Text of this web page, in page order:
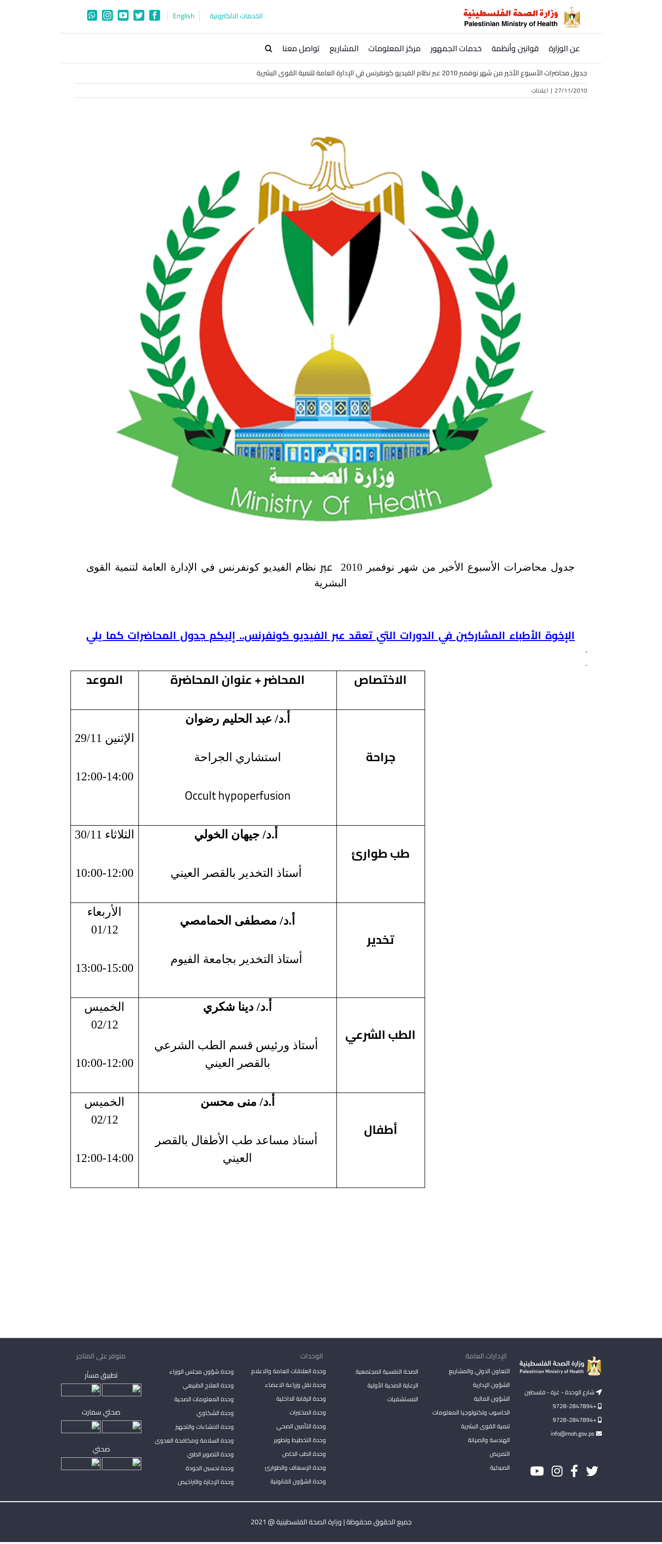
الخدمات الالكترونية English
Facebook
Twitter
YouTube
Instagram
WhatsApp
عن الوزارة قوانين وأنظمة خدمات الجمهور مركز المعلومات المشاريع تواصل معنا
جدول محاضرات الأسبوع الأخير من شهر نوفمبر 2010 عبر نظام الفيديو كونفرنس في الإدارة العامة لتنمية القوى البشرية
27/11/2010
| اعلانات
جدول محاضرات لأسبوع الأخير من شهر نوفمبر 2010 عبر نظام الفيديو كونفرنس في الإدارة العامة لتنمية القوى
البشرية
الإخوة الأطباء المشاركين في الدورات التي تعقد عبر الفيديو كونفرنس.. إليكم جدول المحاضرات كما يلي
الاختصاص المحاضر + عنوان المحاضرة الموعد
جراحة
أ.د/ عبد الحليم رضوان
استشاري الجراحة
Occult hypoperfusion
الإثنين 29/11
12:00-14:00
طب طوارئ
أ.د/ جيهان الخولي
أستاذ التخدير بالقصر العيني
الثلاثاء 30/11
10:00-12:00
تخدير
أ.د/ مصطفى الحمامصي
أستاذ التخدير بجامعة الفيوم
الأربعاء
01/12
13:00-15:00
الطب الشرعي
أ.د/ دينا شكري
أستاذ ورئيس قسم الطب الشرعي
بالقصر العيني
الخميس
02/12
10:00-12:00
أطفال
أ.د/ منى محسن
أستاذ مساعد طب الأطفال بالقصر
العيني
الخميس
02/12
12:00-14:00
شارع الوحدة - غزة - فلسطين
+9728-2847894
+9728-2847894
الإدارات العامة
التعاون الدولي والمشاريع
الشؤون الإدارية
الشؤون المالية
الحاسوب وتكنولوجيا المعلومات
تنمية القوى البشرية
الهندسة والصيانة
التمريض
الصيدلية
الصحة النفسية المجتمعية
الرعاية الصحية الأولية
المستشفيات
الوحدات
وحدة العلاقات العامة والاعلام
وحدة نقل وزراعة الاعضاء
وحدة الرقابة الداخلية
وحدة المختبرات
وحدة التأمين الصحي
وحدة التخطيط وتطوير
وحدة الطب الخاص
وحدة الإسعاف والطوارئ
وحدة الشؤون القانونية
وحدة شؤون مجلس الوزراء
وحدة العلاج الطبيعي
وحدة المعلومات الصحية
وحدة الشكاوي
وحدة الانشاءات والتجهيز
وحدة السلامة ومكافحة العدوى
وحدة التصوير الطبي
وحدة تحسين الجودة
وحدة الإجازة والتراخيص
متوفر على المتاجر
تطبيق مساْر
صحتي سمارت
صحتي
جميع الحقوق محفوظة | وزارة الصحة الفلسطينية @ 2021